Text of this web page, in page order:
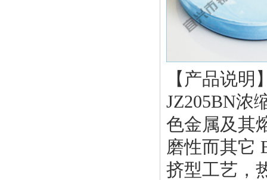
【产品说明
JZ205BN浓
色金属及其
磨性而其它
挤型工艺，